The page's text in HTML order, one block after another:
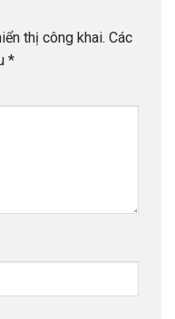
thị công khai. Các
*